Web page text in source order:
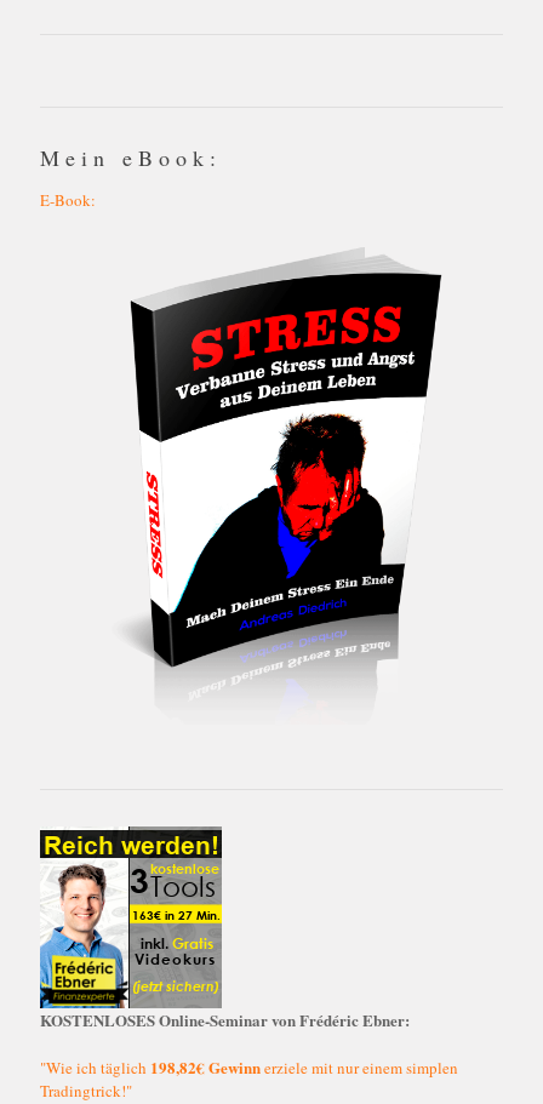
Mein eBook:
E-Book:
KOSTENLOSES Online-Seminar von Frédéric Ebner:
"Wie ich täglich 198,82€ Gewinnerziele mit nur einem simplen
Tradingtrick!"